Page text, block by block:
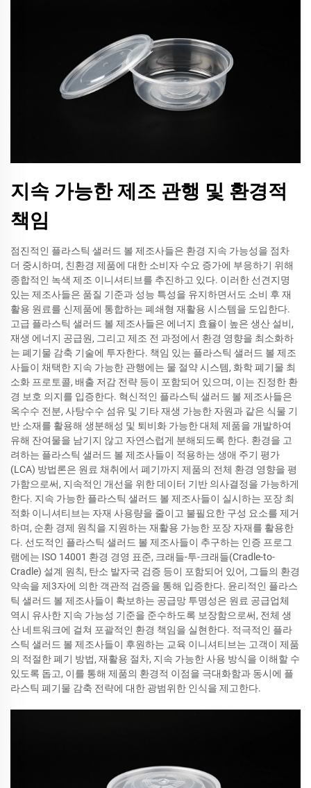
지속 가능한 제조 관행 및 환경적
책임
점진적인 플라스틱 샐러드 볼 제조사들은 환경 지속 가능성을 점차
더 중시하며, 친환경 제품에 대한 소비자 수요 증가에 부응하기 위해
종합적인 녹색 제조 이니셔티브를 추진하고 있다. 이러한 선견지명
있는 제조사들은 품질 기준과 성능 특성을 유지하면서도 소비 후 재
활용 원료를 신제품에 통합하는 폐쇄형 재활용 시스템을 도입한다.
고급 플라스틱 샐러드 볼 제조사들은 에너지 효율이 높은 생산 설비,
재생 에너지 공급원, 그리고 제조 전 과정에서 환경 영향을 최소화하
는 폐기물 감축 기술에 투자한다. 책임 있는 플라스틱 샐러드 볼 제조
사들이 채택한 지속 가능한 관행에는 물 절약 시스템, 화학 폐기물 최
소화 프로토콜, 배출 저감 전략 등이 포함되어 있으며, 이는 진정한 환
경 보호 의지를 입증한다. 혁신적인 플라스틱 샐러드 볼 제조사들은
옥수수 전분, 사탕수수 섬유 및 기타 재생 가능한 자원과 같은 식물 기
반 소재를 활용해 생분해성 및 퇴비화 가능한 대체 제품을 개발하여
유해 잔여물을 남기지 않고 자연스럽게 분해되도록 한다. 환경을 고
려하는 플라스틱 샐러드 볼 제조사들이 적용하는 생애 주기 평가
(LCA) 방법론은 원료 채취에서 폐기까지 제품의 전체 환경 영향을 평
가함으로써, 지속적인 개선을 위한 데이터 기반 의사결정을 가능하게
한다. 지속 가능한 플라스틱 샐러드 볼 제조사들이 실시하는 포장 최
적화 이니셔티브는 자재 사용량을 줄이고 불필요한 구성 요소를 제거
하며, 순환 경제 원칙을 지원하는 재활용 가능한 포장 자재를 활용한
다. 선도적인 플라스틱 샐러드 볼 제조사들이 추구하는 인증 프로그
램에는 ISO 14001 환경 경영 표준, 크래들-투-크래들(Cradle-to-
Cradle) 설계 원칙, 탄소 발자국 검증 등이 포함되어 있어, 그들의 환경
약속을 제3자에 의한 객관적 검증을 통해 입증한다. 윤리적인 플라스
틱 샐러드 볼 제조사들이 확보하는 공급망 투명성은 원료 공급업체
역시 유사한 지속 가능성 기준을 준수하도록 보장함으로써, 전체 생
산 네트워크에 걸쳐 포괄적인 환경 책임을 실현한다. 적극적인 플라
스틱 샐러드 볼 제조사들이 후원하는 교육 이니셔티브는 고객이 제품
의 적절한 폐기 방법, 재활용 절차, 지속 가능한 사용 방식을 이해할 수
있도록 돕고, 이를 통해 제품의 환경적 이점을 극대화함과 동시에 플
라스틱 폐기물 감축 전략에 대한 광범위한 인식을 제고한다.